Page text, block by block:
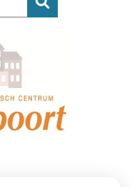
Zoeken